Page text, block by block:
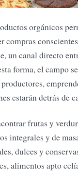
orgánicos
compras
un canal directo
forma, el campo
estarán detrás de
frutas y
integrales y de
dulces y
alimentos apto